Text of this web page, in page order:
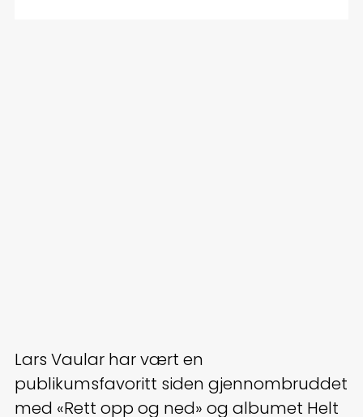
Lars Vaular har vært en
publikumsfavoritt siden gjennombruddet
med «Rett opp og ned» og albumet Helt